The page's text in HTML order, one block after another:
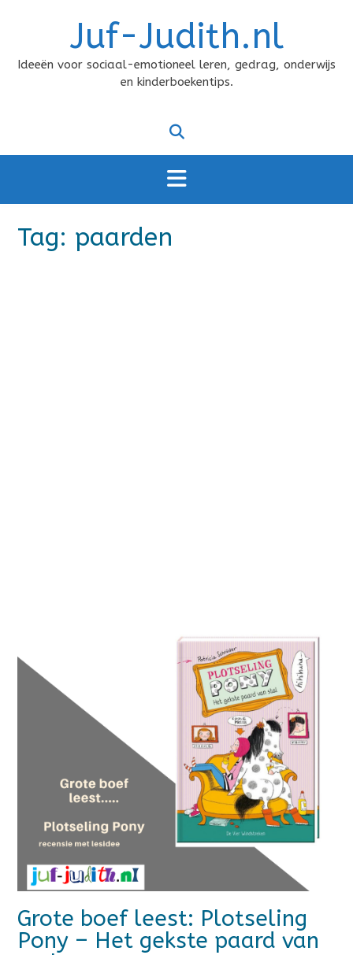
Juf-Judith.nl
Ideeën voor sociaal-emotioneel leren, gedrag, onderwijs
en kinderboekentips.
Tag: paarden
Grote boef leest: Plotseling
Pony – Het gekste paard van